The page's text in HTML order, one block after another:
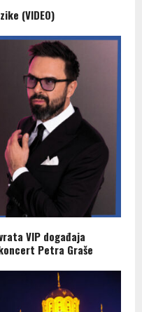
(VIDEO)
VIP događaja
Petra Graše